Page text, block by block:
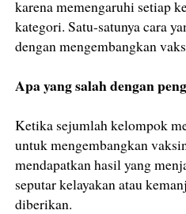
karena memengaruhi setiap
kategori. Satu-satunya cara
dengan mengembangkan
Apa yang salah dengan
Ketika sejumlah kelompok
untuk mengembangkan
mendapatkan hasil yang
seputar kelayakan atau
diberikan.